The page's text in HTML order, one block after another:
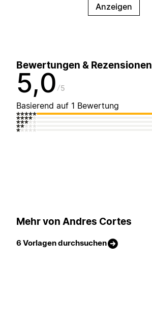
Anzeigen
Bewertungen & Rezensionen
5,0 5
Basierend auf 1 Bewertung
Mehr von Andres Cortes
6 Vorlagen durchsuchen